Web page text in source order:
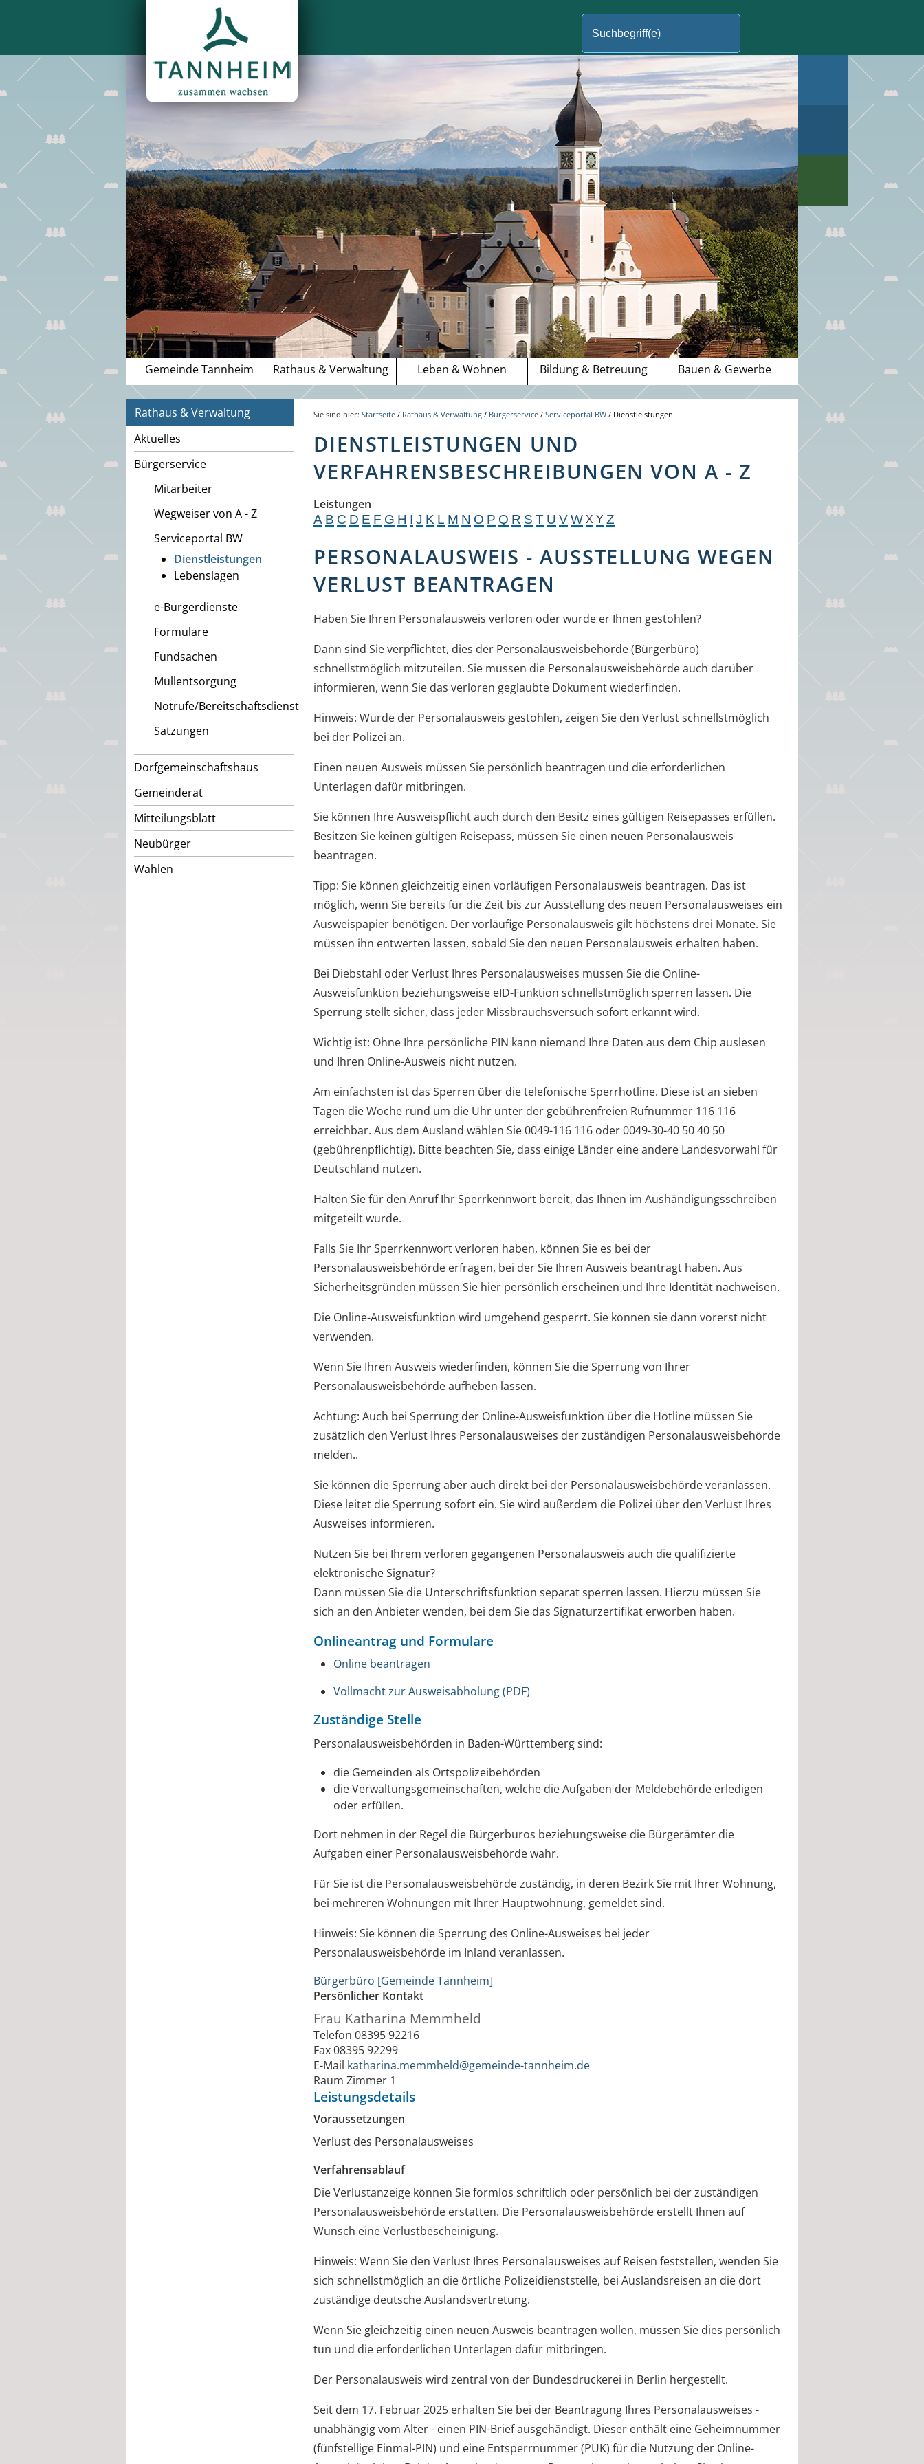
Gemeinde Tannheim Rathaus & Verwaltung Leben & Wohnen Bildung & Betreuung Bauen & Gewerbe
Rathaus & Verwaltung
Aktuelles
Bürgerservice
Mitarbeiter
Wegweiser von A - Z
Serviceportal BW
Dienstleistungen
Lebenslagen
e-Bürgerdienste
Formulare
Fundsachen
Müllentsorgung
Notrufe/Bereitschaftsdienst
Satzungen
Dorfgemeinschaftshaus
Gemeinderat
Mitteilungsblatt
Neubürger
Wahlen
Sie sind hier:Startseite / Rathaus & Verwaltung / Bürgerservice /Serviceportal BW / Dienstleistungen
DIENSTLEISTUNGEN UND
VERFAHRENSBESCHREIBUNGEN VON A - Z
Leistungen
A B C D E F G H I J K L M N O P Q R S T U V W X Y Z
PERSONALAUSWEIS - AUSSTELLUNG WEGEN
VERLUST BEANTRAGEN
Haben Sie Ihren Personalausweis verloren oder wurde er Ihnen gestohlen?
Dann sind Sie verpflichtet, dies der Personalausweisbehörde (Bürgerbüro)
schnellstmöglich mitzuteilen. Sie müssen die Personalausweisbehörde auch darüber
informieren, wenn Sie das verloren geglaubte Dokument wiederfinden.
Hinweis: Wurde der Personalausweis gestohlen, zeigen Sie den Verlust schnellstmöglich
bei der Polizei an.
Einen neuen Ausweis müssen Sie persönlich beantragen und die erforderlichen
Unterlagen dafür mitbringen.
Sie können Ihre Ausweispflicht auch durch den Besitz eines gültigen Reisepasses erfüllen.
Besitzen Sie keinen gültigen Reisepass, müssen Sie einen neuen Personalausweis
beantragen.
Tipp: Sie können gleichzeitig einen vorläufigen Personalausweis beantragen. Das ist
möglich, wenn Sie bereits für die Zeit bis zur Ausstellung des neuen Personalausweises ein
Ausweispapier benötigen. Der vorläufige Personalausweis gilt höchstens drei Monate. Sie
müssen ihn entwerten lassen, sobald Sie den neuen Personalausweis erhalten haben.
Bei Diebstahl oder Verlust Ihres Personalausweises müssen Sie die Online-
Ausweisfunktion beziehungsweise eID-Funktion schnellstmöglich sperren lassen. Die
Sperrung stellt sicher, dass jeder Missbrauchsversuch sofort erkannt wird.
Wichtig ist: Ohne Ihre persönliche PIN kann niemand Ihre Daten aus dem Chip auslesen
und Ihren Online-Ausweis nicht nutzen.
Am einfachsten ist das Sperren über die telefonische Sperrhotline. Diese ist an sieben
Tagen die Woche rund um die Uhr unter der gebührenfreien Rufnummer 116 116
erreichbar. Aus dem Ausland wählen Sie 0049-116 116 oder 0049-30-40 50 40 50
(gebührenpflichtig). Bitte beachten Sie, dass einige Länder eine andere Landesvorwahl für
Deutschland nutzen.
Halten Sie für den Anruf Ihr Sperrkennwort bereit, das Ihnen im Aushändigungsschreiben
mitgeteilt wurde.
Falls Sie Ihr Sperrkennwort verloren haben, können Sie es bei der
Personalausweisbehörde erfragen, bei der Sie Ihren Ausweis beantragt haben. Aus
Sicherheitsgründen müssen Sie hier persönlich erscheinen und Ihre Identität nachweisen.
Die Online-Ausweisfunktion wird umgehend gesperrt. Sie können sie dann vorerst nicht
verwenden.
Wenn Sie Ihren Ausweis wiederfinden, können Sie die Sperrung von Ihrer
Personalausweisbehörde aufheben lassen.
Achtung: Auch bei Sperrung der Online-Ausweisfunktion über die Hotline müssen Sie
zusätzlich den Verlust Ihres Personalausweises der zuständigen Personalausweisbehörde
melden..
Sie können die Sperrung aber auch direkt bei der Personalausweisbehörde veranlassen.
Diese leitet die Sperrung sofort ein. Sie wird außerdem die Polizei über den Verlust Ihres
Ausweises informieren.
Nutzen Sie bei Ihrem verloren gegangenen Personalausweis auch die qualifizierte
elektronische Signatur?
Dann müssen Sie die Unterschriftsfunktion separat sperren lassen. Hierzu müssen Sie
sich an den Anbieter wenden, bei dem Sie das Signaturzertifikat erworben haben.
Onlineantrag und Formulare
Online beantragen
Vollmacht zur Ausweisabholung (PDF)
Zuständige Stelle
Personalausweisbehörden in Baden-Württemberg sind:
die Gemeinden als Ortspolizeibehörden
die Verwaltungsgemeinschaften, welche die Aufgaben der Meldebehörde erledigen
oder erfüllen.
Dort nehmen in der Regel die Bürgerbüros beziehungsweise die Bürgerämter die
Aufgaben einer Personalausweisbehörde wahr.
Für Sie ist die Personalausweisbehörde zuständig, in deren Bezirk Sie mit Ihrer Wohnung,
bei mehreren Wohnungen mit Ihrer Hauptwohnung, gemeldet sind.
Hinweis: Sie können die Sperrung des Online-Ausweises bei jeder
Personalausweisbehörde im Inland veranlassen.
Bürgerbüro [Gemeinde Tannheim]
Persönlicher Kontakt
Frau Katharina Memmheld
Telefon 08395 92216
Fax 08395 92299
E-Mail katharina.memmheld@gemeinde-tannheim.de
Raum Zimmer 1
Leistungsdetails
Voraussetzungen
Verlust des Personalausweises
Verfahrensablauf
Die Verlustanzeige können Sie formlos schriftlich oder persönlich bei der zuständigen
Personalausweisbehörde erstatten. Die Personalausweisbehörde erstellt Ihnen auf
Wunsch eine Verlustbescheinigung.
Hinweis: Wenn Sie den Verlust Ihres Personalausweises auf Reisen feststellen, wenden Sie
sich schnellstmöglich an die örtliche Polizeidienststelle, bei Auslandsreisen an die dort
zuständige deutsche Auslandsvertretung.
Wenn Sie gleichzeitig einen neuen Ausweis beantragen wollen, müssen Sie dies persönlich
tun und die erforderlichen Unterlagen dafür mitbringen.
Der Personalausweis wird zentral von der Bundesdruckerei in Berlin hergestellt.
Seit dem 17. Februar 2025 erhalten Sie bei der Beantragung Ihres Personalausweises -
unabhängig vom Alter - einen PIN-Briefausgehändigt. Dieser enthält eine Geheimnummer
(fünfstellige Einmal-PIN) und eine Entsperrnummer (PUK) für die Nutzung der Online-